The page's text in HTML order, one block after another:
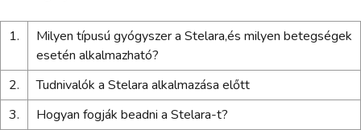
1.
Milyen típusú gyógyszer a Stelara,és milyen betegségek
esetén alkalmazható?
2.
Tudnivalók a Stelara alkalmazása előtt
3.
Hogyan fogják beadni a Stelara-t?